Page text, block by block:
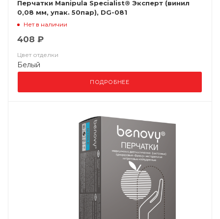
Перчатки Manipula Specialist® Эксперт (винил
0,08 мм, упак. 50пар), DG-081
Нет в наличии
408 ₽
Цвет отделки
Белый
ПОДРОБНЕЕ